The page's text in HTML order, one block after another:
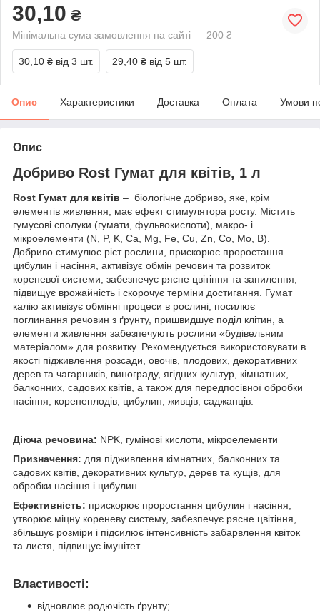
30,10 ₴
Мінімальна сума замовлення на сайті — 200 ₴
30,10 ₴ від 3 шт. 29,40 ₴ від 5 шт.
Опис Характеристики Доставка Оплата Умови
Опис
Добриво Rost Гумат для квітів, 1 л
Rost Гумат для квітів – біологічне добриво, яке, крім
елементів живлення, має ефект стимулятора росту. Містить
гумусові сполуки (гумати, фульвокислоти), макро- і
мікроелементи (N, P, K, Ca, Mg, Fe, Cu, Zn, Co, Mo, B).
Добриво стимулює ріст рослини, прискорює проростання
цибулин і насіння, активізує обмін речовин та розвиток
кореневої системи, забезпечує рясне цвітіння та запилення,
підвищує врожайність і скорочує терміни достигання. Гумат
калію активізує обмінні процеси в рослині, посилює
поглинання речовин з ґрунту, пришвидшує поділ клітин, а
елементи живлення забезпечують рослини «будівельним
матеріалом» для розвитку. Рекомендується використовувати в
якості підживлення розсади, овочів, плодових, декоративних
дерев та чагарників, винограду, ягідних культур, кімнатних,
балконних, садових квітів, а також для передпосівної обробки
насіння, коренеплодів, цибулин, живців, саджанців.
Діюча речовина: NPK, гумінові кислоти, мікроелементи
Призначення: для підживлення кімнатних, балконних та
садових квітів, декоративних культур, дерев та кущів, для
обробки насіння і цибулин.
Ефективність: прискорює проростання цибулин і насіння,
утворює міцну кореневу систему, забезпечує рясне цвітіння,
збільшує розміри і підсилює інтенсивність забарвлення квіток
та листя, підвищує імунітет.
Властивості:
відновлює родючість ґрунту;